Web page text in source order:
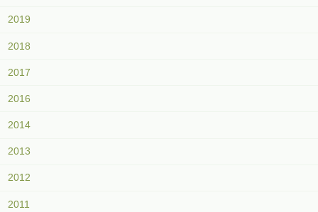
2019
2018
2017
2016
2014
2013
2012
2011